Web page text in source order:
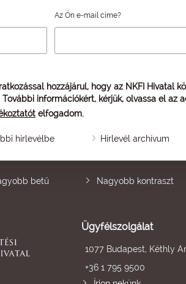
Az Ön e-mail címe?
hozzájárul, hogy az NKFI Hivatal
információkért, kérjük, olvassa el az
elfogadom.
hírlevélbe Hírlevél archívum
betű Nagyobb kontraszt
Ügyfélszolgálat
1077 Budapest, Kéthly
+36 1 795 9500